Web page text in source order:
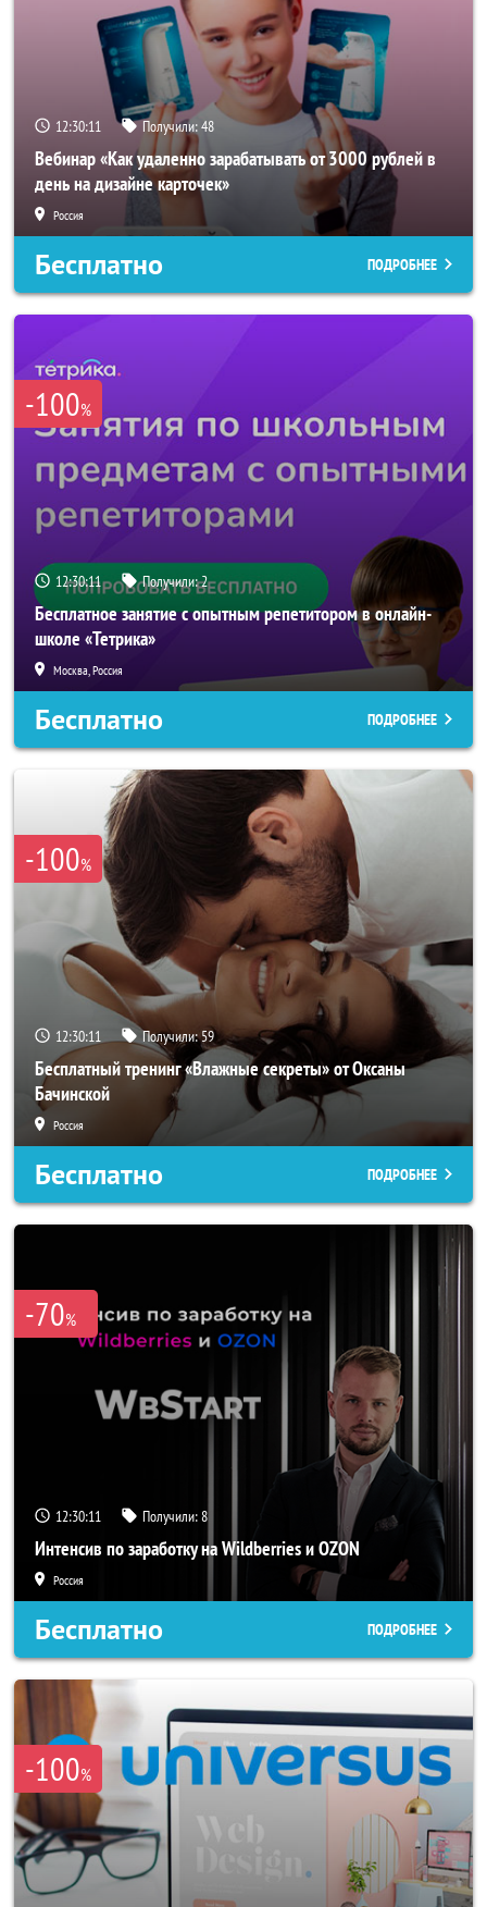
12:30:10 Получили:48
Вебинар «Как удаленно зарабатывать от 3000 рублей в
день на дизайне карточек»
Россия
Бесплатно ПОДРОБНЕЕ
-100%
12:30:10 Получили:2
Бесплатное занятие с опытным репетитором в онлайн-
школе «Тетрика»
Москва, Россия
Бесплатно ПОДРОБНЕЕ
-100%
12:30:10 Получили:59
Бесплатный тренинг «Влажные секреты» от Оксаны
Бачинской
Россия
Бесплатно ПОДРОБНЕЕ
-70%
12:30:10 Получили:8
Интенсив по заработку на Wildberries и OZON
Россия
Бесплатно ПОДРОБНЕЕ
-100%